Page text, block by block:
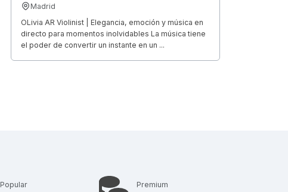
Madrid
OLivia AR Violinist | Elegancia, emoción y música en
directo para momentos inolvidables La música tiene
el poder de convertir un instante en un ...
Popular Premium